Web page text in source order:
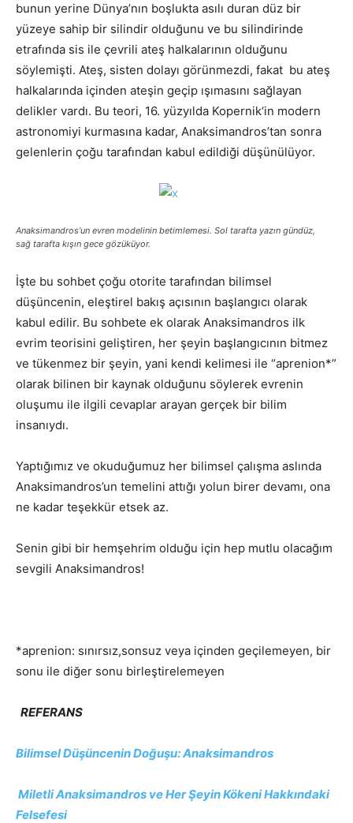
bunun yerine Dünya’nın boşlukta asılı duran düz bir
yüzeye sahip bir silindir olduğunu ve bu silindirinde
etrafında sis ile çevrili ateş halkalarının olduğunu
söylemişti. Ateş, sisten dolayı görünmezdi, fakat bu ateş
halkalarında içinden ateşin geçip ışımasını sağlayan
delikler vardı. Bu teori, 16. yüzyılda Kopernik‘in modern
astronomiyi kurmasına kadar, Anaksimandros’tan sonra
gelenlerin çoğu tarafından kabul edildiği düşünülüyor.
Anaksimandros’un evren modelinin betimlemesi. Sol tarafta yazın gündüz,
sağ tarafta kışın gece gözüküyor.
İşte bu sohbet çoğu otorite tarafından bilimsel
düşüncenin, eleştirel bakış açısının başlangıcı olarak
kabul edilir. Bu sohbete ek olarak Anaksimandros ilk
evrim teorisini geliştiren, her şeyin başlangıcının bitmez
ve tükenmez bir şeyin, yani kendi kelimesi ile “aprenion*”
olarak bilinen bir kaynak olduğunu söylerek evrenin
oluşumu ile ilgili cevaplar arayan gerçek bir bilim
insanıydı.
Yaptığımız ve okuduğumuz her bilimsel çalışma aslında
Anaksimandros’un temelini attığı yolun birer devamı, ona
ne kadar teşekkür etsek az.
Senin gibi bir hemşehrim olduğu için hep mutlu olacağım
sevgili Anaksimandros!
*aprenion: sınırsız,sonsuz veya içinden geçilemeyen, bir
sonu ile diğer sonu birleştirelemeyen
REFERANS
Bilimsel Düşüncenin Doğuşu: Anaksimandros
Miletli Anaksimandros ve Her Şeyin Kökeni Hakkındaki
Felsefesi